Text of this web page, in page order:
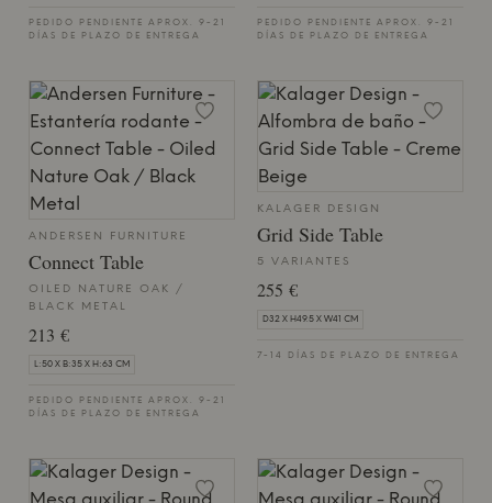
PEDIDO PENDIENTE APROX. 9-21
DÍAS DE PLAZO DE ENTREGA
PEDIDO PENDIENTE APROX. 9-21
DÍAS DE PLAZO DE ENTREGA
ANDERSEN FURNITURE
Connect Table
OILED NATURE OAK /
BLACK METAL
213 €
L:50 X B:35 X H:63 CM
PEDIDO PENDIENTE APROX. 9-21
DÍAS DE PLAZO DE ENTREGA
KALAGER DESIGN
Grid Side Table
5 VARIANTES
255 €
D32 X H49.5 X W41 CM
7-14 DÍAS DE PLAZO DE ENTREGA